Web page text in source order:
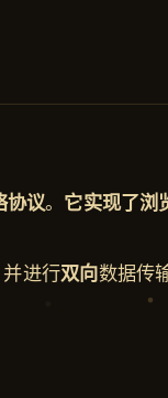
协议。 它实现了
进行双向数据传